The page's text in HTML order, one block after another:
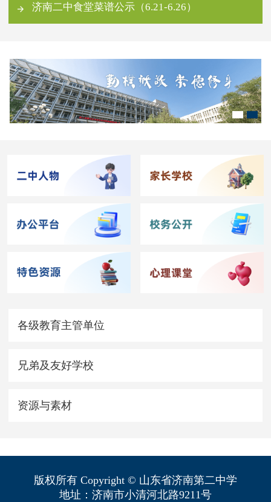
济南二中食堂菜谱公示（6.21-6.26）
各级教育主管单位
兄弟及友好学校
资源与素材
版权所有 Copyright © 山东省济南第二中学
地址：济南市小清河北路9211号